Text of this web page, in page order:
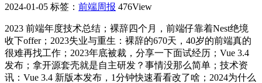
2024-01-05 标签： 前端周报 476View
2023 前端年度技术总结；裸辞四个月，前端仔靠着Nest绝境
收下offer；2023失业与重生：裸辞的670天，40岁的前端真的
很难再找工作；2023年底被裁，分享一下面试经历；Vue 3.4
发布；拿开源套壳就是自主研发？事情没那么简单；技术资
讯：Vue 3.4 新版本发布，1分钟快速看看改了啥；2024为什么